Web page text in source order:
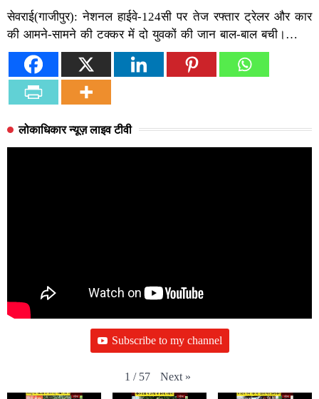
सेवराई(गाजीपुर): नेशनल हाईवे-124सी पर तेज रफ्तार ट्रेलर और कार
की आमने-सामने की टक्कर में दो युवकों की जान बाल-बाल बची।…
लोकाधिकार न्यूज़ लाइव टीवी
Subscribe to my channel
1 / 57 Next »